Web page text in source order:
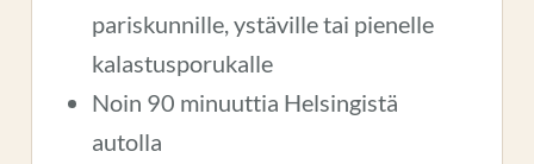
pariskunnille, ystäville tai pienelle
kalastusporukalle
Noin 90 minuuttia Helsingistä
autolla